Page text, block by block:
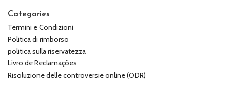
Categories
Termini e Condizioni
Politica di rimborso
politica sulla riservatezza
Livro de Reclamações
Risoluzione delle controversie online (ODR)